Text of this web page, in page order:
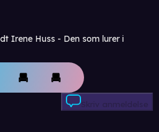
Irene Huss - Den som lurer i
Skriv anmeldelse